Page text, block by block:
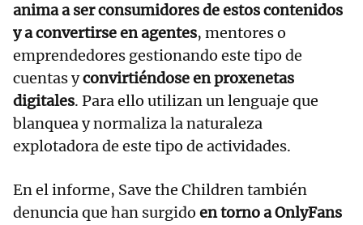
anima a ser consumidores de estos contenidos
y a convertirse en agentes, mentores o
emprendedores gestionando este tipo de
cuentas yconvirtiéndose en proxenetas
digitales. Para ello utilizan un lenguaje que
blanquea y normaliza la naturaleza
explotadora de este tipo de actividades.
En el informe, Save the Children también
denuncia que han surgido en torno a OnlyFans